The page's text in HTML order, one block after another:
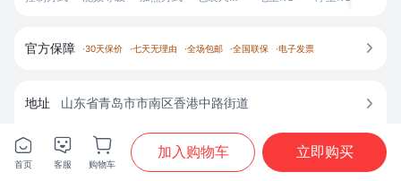

首页

分类

购物车

官方保障 ·30天保价 ·七天无理由 ·全场包邮 ·全国联保 ·电子发票 
地址 山东省青岛市市南区香港中路街道 
商城配送，预计 8月8日 送达

首页

客服

购物车
加入购物车 立即购买